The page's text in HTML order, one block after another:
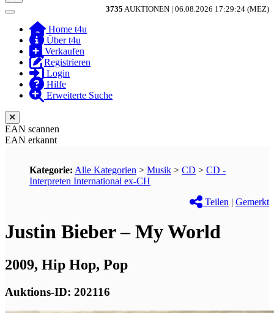
3735 AUKTIONEN | 06.08.2026 17:29:24 (MEZ)
Toggle navigation
Home t4u
Über t4u
Verkaufen
Registrieren
Login
Hilfe
Erweiterte Suche
EAN scannen
EAN erkannt
Kategorie: Alle Kategorien > Musik > CD > CD -
Interpreten International ex-CH
Teilen | Gemerkt
Justin Bieber – My World
2009, Hip Hop, Pop
Auktions-ID: 202116